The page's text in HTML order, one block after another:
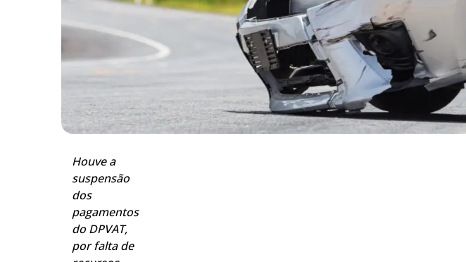
Houve a
suspensão
dos
pagamentos
do DPVAT,
por falta de